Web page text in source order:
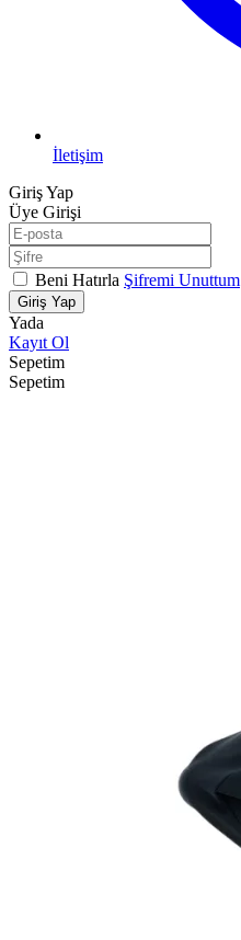
İletişim
Giriş Yap
Üye Girişi
Beni Hatırla Şifremi Unuttum
Giriş Yap
Yada
Kayıt Ol
Sepetim
Sepetim